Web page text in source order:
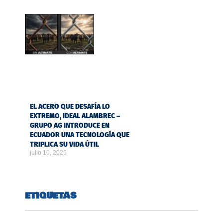
EL ACERO QUE DESAFÍA LO
EXTREMO, IDEAL ALAMBREC –
GRUPO AG INTRODUCE EN
ECUADOR UNA TECNOLOGÍA QUE
TRIPLICA SU VIDA ÚTIL
julio 10, 2026
ETIQUETAS